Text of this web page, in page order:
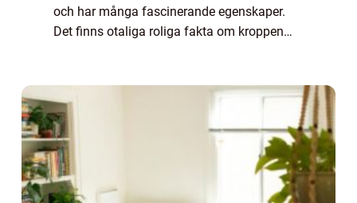
och har många fascinerande egenskaper.
Det finns otaliga roliga fakta om kroppen